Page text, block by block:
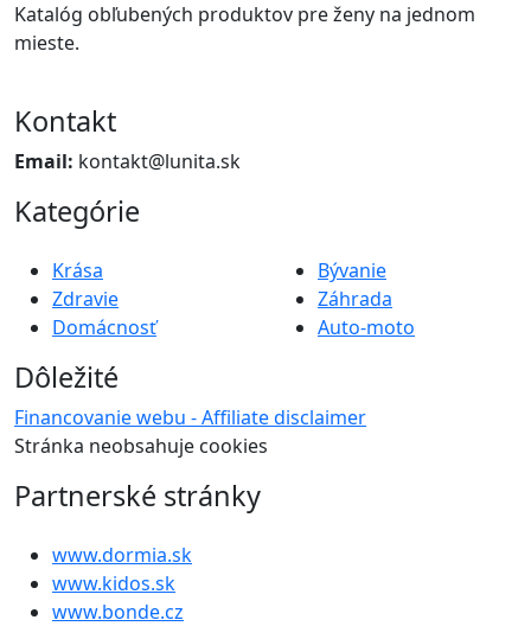
Katalóg obľubených produktov pre ženy na jednom
mieste.
Kontakt
Email: kontakt@lunita.sk
Kategórie
Krása
Zdravie
Domácnosť
Bývanie
Záhrada
Auto-moto
Dôležité
Financovanie webu - Affiliate disclaimer
Stránka neobsahuje cookies
Partnerské stránky
www.dormia.sk
www.kidos.sk
www.bonde.cz